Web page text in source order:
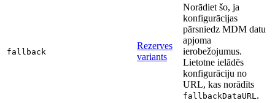
fallback
Rezerves
variants
Norādiet šo, ja
konfigurācijas
pārsniedz MDM datu
apjoma
ierobežojumus.
Lietotne ielādēs
konfigurāciju no
URL, kas norādīts
fallbackDataURL.